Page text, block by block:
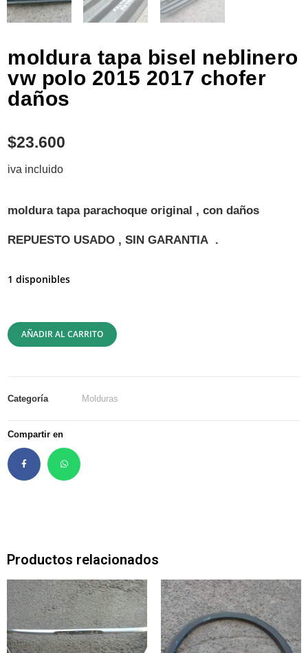
moldura tapa bisel neblinero
vw polo 2015 2017 chofer
daños
$23.600
iva incluido
moldura tapa parachoque original , con daños
REPUESTO USADO , SIN GARANTIA .
1 disponibles
AÑADIR AL CARRITO
Categoría Molduras
Compartir en
Productos relacionados